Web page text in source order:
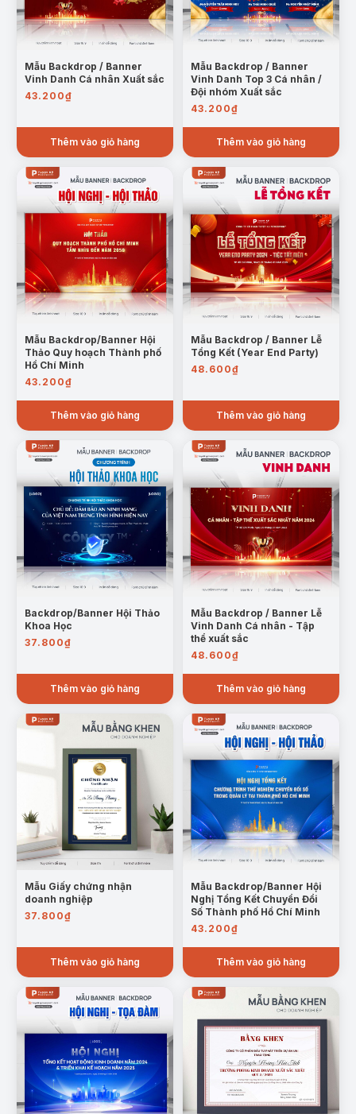
Mẫu Backdrop / Banner
Vinh Danh Cá nhân Xuất sắc
43.200₫
Thêm vào giỏ hàng
Mẫu Backdrop / Banner
Vinh Danh Top 3 Cá nhân /
Đội nhóm Xuất sắc
43.200₫
Thêm vào giỏ hàng
Mẫu Backdrop/Banner Hội
Thảo Quy hoạch Thành phố
Hồ Chí Minh
43.200₫
Thêm vào giỏ hàng
Mẫu Backdrop / Banner Lễ
Tổng Kết (Year End Party)
48.600₫
Thêm vào giỏ hàng
Backdrop/Banner Hội Thảo
Khoa Học
37.800₫
Thêm vào giỏ hàng
Mẫu Backdrop / Banner Lễ
Vinh Danh Cá nhân - Tập
thể xuất sắc
48.600₫
Thêm vào giỏ hàng
Mẫu Giấy chứng nhận
doanh nghiệp
37.800₫
Thêm vào giỏ hàng
Mẫu Backdrop/Banner Hội
Nghị Tổng Kết Chuyển Đổi
Số Thành phố Hồ Chí Minh
43.200₫
Thêm vào giỏ hàng